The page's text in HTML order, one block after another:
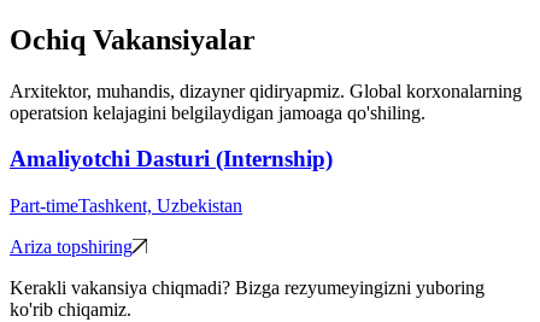
Ochiq Vakansiyalar
Arxitektor, muhandis, dizayner qidiryapmiz. Global korxonalarning
operatsion kelajagini belgilaydigan jamoaga qo'shiling.
Amaliyotchi Dasturi (Internship)
Part-timeTashkent, Uzbekistan
Ariza topshiring
Kerakli vakansiya chiqmadi? Bizga rezyumeyingizni yuboring
ko'rib chiqamiz.